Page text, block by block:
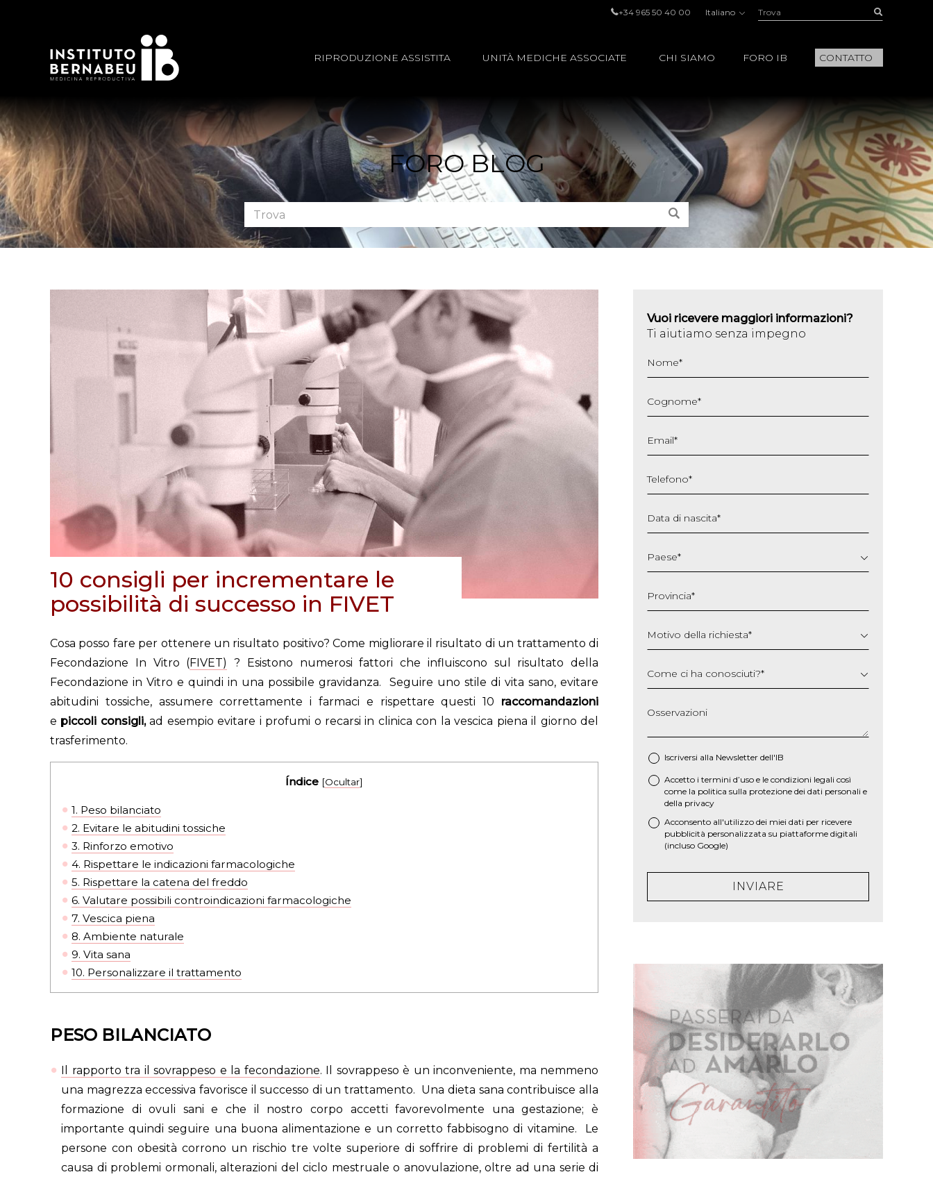
+34 965 50 40 00 Italiano Trova:
RIPRODUZIONE ASSISTITA UNITÀ MEDICHE ASSOCIATE CHI SIAMO FORO IB CONTATTO
FORO BLOG
Cerca
nel
forum:
Trova
10 consigli per incrementare le
possibilità di successo in FIVET
Cosa posso fare per ottenere un risultato positivo? Come migliorare il risultato di un trattamento di
Fecondazione In Vitro (FIVET)
? Esistono numerosi fattori che influiscono sul risultato della
Fecondazione in Vitro e quindi in una possibile gravidanza. Seguire uno stile di vita sano, evitare
abitudini tossiche, assumere correttamente i farmaci e rispettare questi 10 raccomandazioni
e piccoli consigli,ad esempio evitare i profumi o recarsi in clinica con la vescica piena il giorno del
trasferimento.
Índice [Ocultar]
1. Peso bilanciato
2. Evitare le abitudini tossiche
3. Rinforzo emotivo
4. Rispettare le indicazioni farmacologiche
5. Rispettare la catena del freddo
6. Valutare possibili controindicazioni farmacologiche
7. Vescica piena
8. Ambiente naturale
9. Vita sana
10. Personalizzare il trattamento
PESO BILANCIATO
Il rapporto tra il sovrappeso e la fecondazione. Il sovrappeso è un inconveniente, ma nemmeno
una magrezza eccessiva favorisce il successo di un trattamento. Una dieta sana contribuisce alla
formazione di ovuli sani e che il nostro corpo accetti favorevolmente una gestazione; è
importante quindi seguire una buona alimentazione e un corretto fabbisogno di vitamine. Le
persone con obesità corrono un rischio tre volte superiore di soffrire di problemi di fertilità a
causa di problemi ormonali, alterazioni del ciclo mestruale o anovulazione, oltre ad una serie di
Vuoi ricevere maggiori informazioni?
Ti aiutiamo senza impegno
Nome*
Cognome*
Email*
Telefono*
Data di nascita*
slash
MM
AAAA
Paese*
Provincia*
Motivo della richiesta*
Come ci ha conosciuti?*
Osservazioni
Iscriversi alla Newsletter dell'IB
* Accetto i termini d’uso e le condizioni legali così
come la politica sulla protezione dei dati personali e
della privacy
Acconsento all'utilizzo dei miei dati per ricevere
pubblicità personalizzata su piattaforme digitali
(incluso Google)
INVIARE